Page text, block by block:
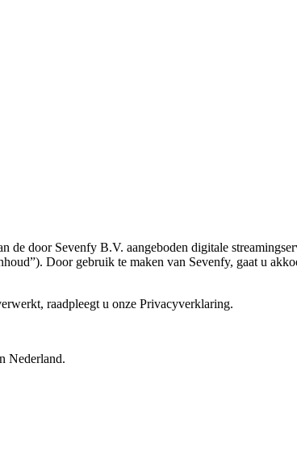
door Sevenfy B.V. aangeboden digitale
Door gebruik te maken van Sevenfy, gaat u
raadpleegt u onze Privacyverklaring.
Nederland.